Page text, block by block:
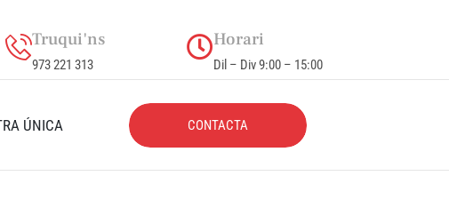
Truqui'ns
973 221 313
Horari
Dil – Div 9:00 – 15:00
ÚNICA CONTACTA